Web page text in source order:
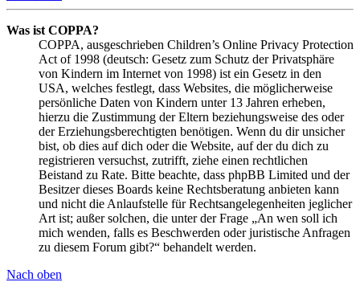
Was ist COPPA?
COPPA, ausgeschrieben Children’s Online Privacy Protection
Act of 1998 (deutsch: Gesetz zum Schutz der Privatsphäre
von Kindern im Internet von 1998) ist ein Gesetz in den
USA, welches festlegt, dass Websites, die möglicherweise
persönliche Daten von Kindern unter 13 Jahren erheben,
hierzu die Zustimmung der Eltern beziehungsweise des oder
der Erziehungsberechtigten benötigen. Wenn du dir unsicher
bist, ob dies auf dich oder die Website, auf der du dich zu
registrieren versuchst, zutrifft, ziehe einen rechtlichen
Beistand zu Rate. Bitte beachte, dass phpBB Limited und der
Besitzer dieses Boards keine Rechtsberatung anbieten kann
und nicht die Anlaufstelle für Rechtsangelegenheiten jeglicher
Art ist; außer solchen, die unter der Frage „An wen soll ich
mich wenden, falls es Beschwerden oder juristische Anfragen
zu diesem Forum gibt?“ behandelt werden.
Nach oben